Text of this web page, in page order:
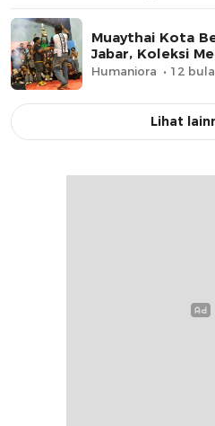
Muaythai Kota
Jabar, Koleksi
Humaniora 12
Lihat